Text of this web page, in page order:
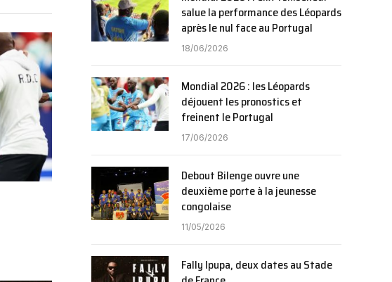
salue la performance des Léopards
après le nul face au Portugal
18/06/2026
Mondial 2026 : les Léopards
déjouent les pronostics et
freinent le Portugal
17/06/2026
Debout Bilenge ouvre une
deuxième porte à la jeunesse
congolaise
11/05/2026
Fally Ipupa, deux dates au Stade